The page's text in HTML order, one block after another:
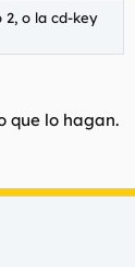
2, o la cd-key
que lo hagan.